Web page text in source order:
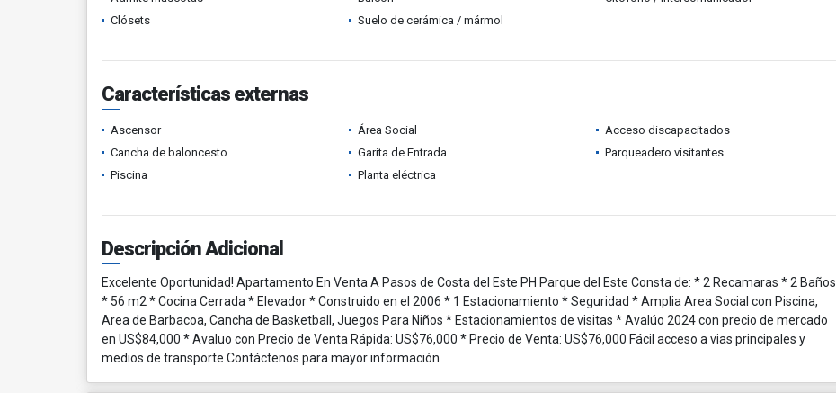
Clósets
Suelo de cerámica / mármol
Características externas
Ascensor Área Social
Acceso discapacitados
Cancha de baloncesto
Garita de Entrada
Parqueadero visitantes
Piscina
Planta eléctrica
Descripción Adicional
Excelente Oportunidad! Apartamento En Venta A Pasos de Costa del Este PH Parque del Este Consta de: * 2 Recamaras * 2 Baños
* 56 m2 * Cocina Cerrada * Elevador * Construido en el 2006 * 1 Estacionamiento * Seguridad * Amplia Area Social con Piscina,
Area de Barbacoa, Cancha de Basketball, Juegos Para Niños * Estacionamientos de visitas * Avalúo 2024 con precio de mercado
en US$84,000 * Avaluo con Precio de Venta Rápida: US$76,000 * Precio de Venta: US$76,000 Fácil acceso a vias principales y
medios de transporte Contáctenos para mayor información